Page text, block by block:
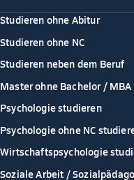
Studieren ohne Abitur
Studieren ohne NC
Studieren neben dem Beruf
Master ohne Bachelor /
Psychologie studieren
Psychologie ohne NC
Wirtschaftspsychologie
Soziale Arbeit /